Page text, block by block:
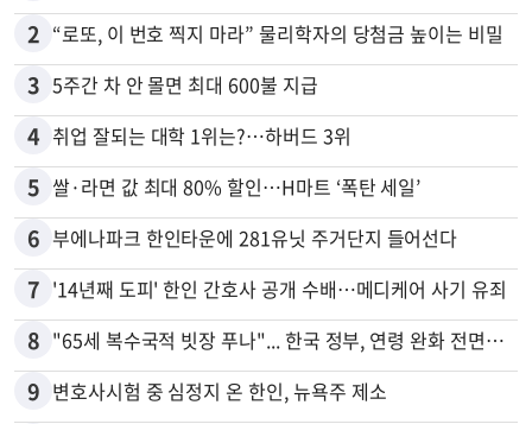
2 “로또, 이 번호 찍지 마라” 물리학자의 당첨금 높이는 비밀
3 5주간 차 안 몰면 최대 600불 지급
4 취업 잘되는 대학 1위는?…하버드 3위
5 쌀·라면 값 최대 80% 할인…H마트 ‘폭탄 세일’
6 부에나파크 한인타운에 281유닛 주거단지 들어선다
7 '14년째 도피' 한인 간호사 공개 수배…메디케어 사기 유죄
8 "65세 복수국적 빗장 푸나"... 한국 정부, 연령 완화 전면 추진
9 변호사시험 중 심정지 온 한인, 뉴욕주 제소